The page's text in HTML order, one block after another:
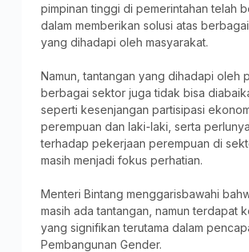
pimpinan tinggi di pemerintahan telah
dalam memberikan solusi atas
yang dihadapi oleh masyarakat.
Namun, tantangan yang dihadapi oleh
berbagai sektor juga tidak bisa
seperti kesenjangan partisipasi
perempuan dan laki-laki, serta
terhadap pekerjaan perempuan di
masih menjadi fokus perhatian.
Menteri Bintang menggarisbawahi
masih ada tantangan, namun terdapat
yang signifikan terutama dalam
Pembangunan Gender.